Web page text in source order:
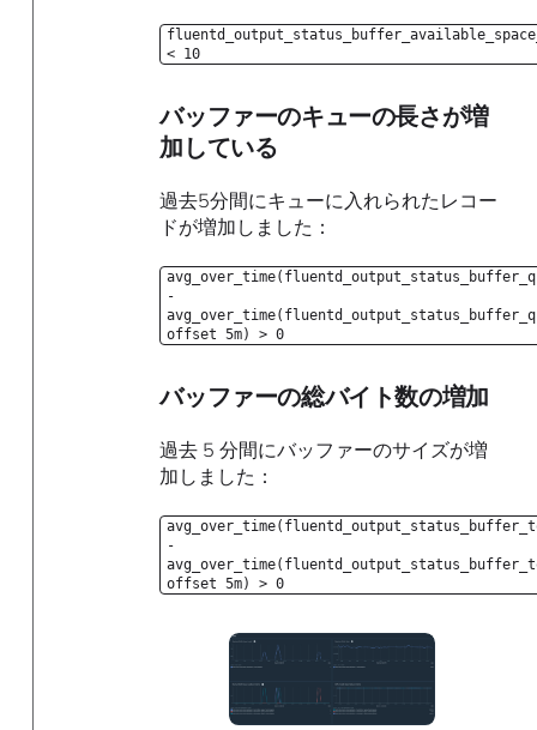
< 10
バッファーのキューの長さが増
加している
過去5分間にキューに入れられたレコー
ドが増加しました：
-
offset 5m) > 0
バッファーの総バイト数の増加
過去 5 分間にバッファーのサイズが増
加しました：
-
offset 5m) > 0